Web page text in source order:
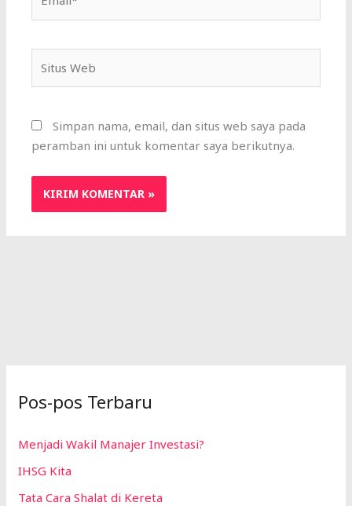
Web
Simpan nama, email, dan situs web saya pada
peramban ini untuk komentar saya berikutnya.
Pos-pos Terbaru
Menjadi Wakil Manajer Investasi?
IHSG Kita
Tata Cara Shalat di Kereta